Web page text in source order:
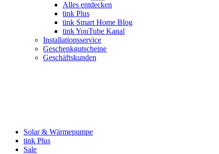
Alles entdecken
tink Plus
tink Smart Home Blog
tink YouTube Kanal
Installationsservice
Geschenkgutscheine
Geschäftskunden
Solar & Wärmepumpe
tink Plus
Sale